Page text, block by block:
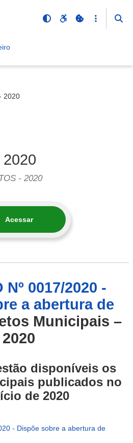
2020
- 2020
Acessar
Nº 0017/2020 -
a abertura de
Municipais –
2020
disponíveis os
publicados no
de 2020
- Dispõe sobre a abertura de